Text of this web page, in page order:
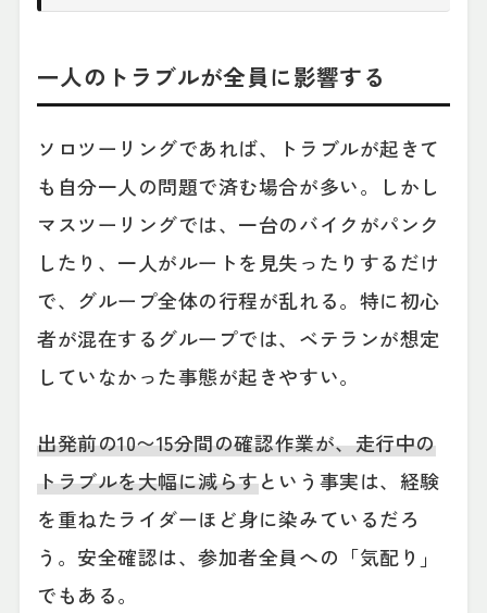
一人のトラブルが全員に影響する
ソロツーリングであれば、トラブルが起きて
も自分一人の問題で済む場合が多い。しかし
マスツーリングでは、一台のバイクがパンク
したり、一人がルートを見失ったりするだけ
で、グループ全体の行程が乱れる。特に初心
者が混在するグループでは、ベテランが想定
していなかった事態が起きやすい。
出発前の10〜15分間の確認作業が、走行中の
トラブルを大幅に減らすという事実は、経験
を重ねたライダーほど身に染みているだろ
う。安全確認は、参加者全員への「気配り」
でもある。